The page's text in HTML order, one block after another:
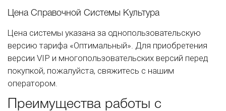
Цена Справочной Системы Культура
Цена системы указана за однопользовательскую
версию тарифа «Оптимальный». Для приобретения
версии VIP и многопользовательских версий перед
покупкой, пожалуйста, свяжитесь с нашим
оператором.
Преимущества работы с